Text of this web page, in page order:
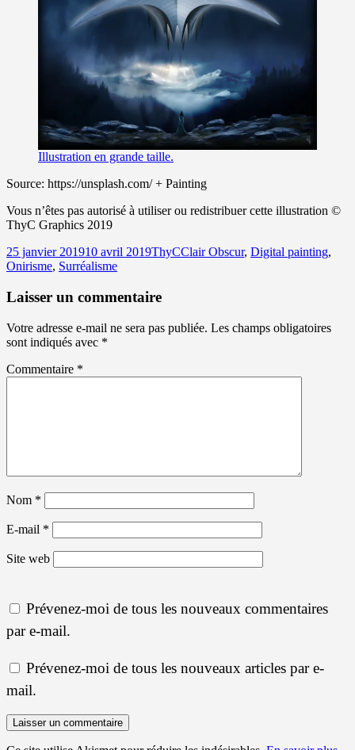
Illustration en grande taille.
Source: https://unsplash.com/ + Painting
Vous n’êtes pas autorisé à utiliser ou redistribuer cette illustration ©
ThyC Graphics 2019
Publié
le
25 janvier 201910 avril 2019Auteur
ThyCCatégories
Clair Obscur, Digital painting,
Onirisme, Surréalisme
Laisser un commentaire
Votre adresse e-mail ne sera pas publiée. Les champs obligatoires
sont indiqués avec *
Commentaire *
Nom *
E-mail *
Site web
Prévenez-moi de tous les nouveaux commentaires
par e-mail.
Prévenez-moi de tous les nouveaux articles par e-
mail.